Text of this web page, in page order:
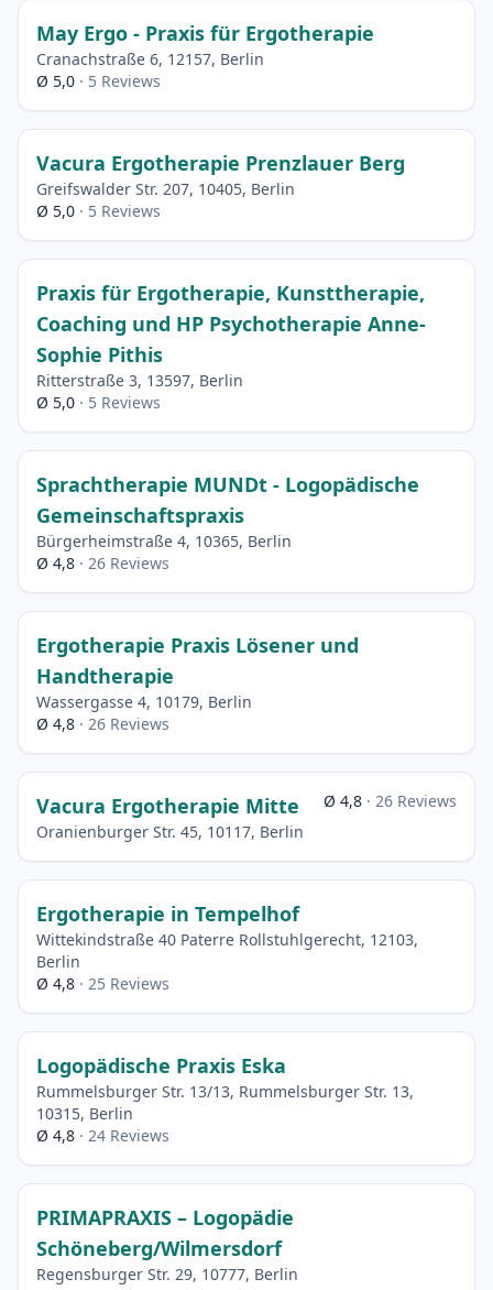
May Ergo - Praxis für Ergotherapie
Cranachstraße 6, 12157, Berlin
Ø 5,0 · 5 Reviews
Vacura Ergotherapie Prenzlauer Berg
Greifswalder Str. 207, 10405, Berlin
Ø 5,0 · 5 Reviews
Praxis für Ergotherapie, Kunsttherapie,
Coaching und HP Psychotherapie Anne-
Sophie Pithis
Ritterstraße 3, 13597, Berlin
Ø 5,0 · 5 Reviews
Sprachtherapie MUNDt - Logopädische
Gemeinschaftspraxis
Bürgerheimstraße 4, 10365, Berlin
Ø 4,8 · 26 Reviews
Ergotherapie Praxis Lösener und
Handtherapie
Wassergasse 4, 10179, Berlin
Ø 4,8 · 26 Reviews
Vacura Ergotherapie Mitte
Oranienburger Str. 45, 10117, Berlin
Ø 4,8 · 26 Reviews
Ergotherapie in Tempelhof
Wittekindstraße 40 Paterre Rollstuhlgerecht, 12103,
Berlin
Ø 4,8 · 25 Reviews
Logopädische Praxis Eska
Rummelsburger Str. 13/13, Rummelsburger Str. 13,
10315, Berlin
Ø 4,8 · 24 Reviews
PRIMAPRAXIS – Logopädie
Schöneberg/Wilmersdorf
Regensburger Str. 29, 10777, Berlin